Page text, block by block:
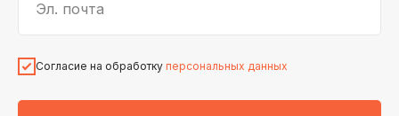
Эл. почта
Согласие на обработку персональных данных